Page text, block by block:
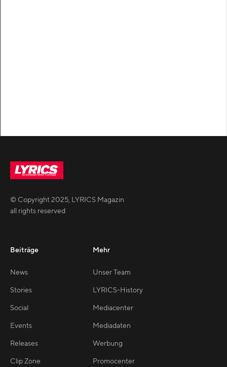
© Copyright2025, LYRICS Magazin
all rights reserved
Beiträge
News
Stories
Social
Events
Releases
Clip Zone
Mehr
Unser Team
LYRICS-History
Mediacenter
Mediadaten
Werbung
Promocenter